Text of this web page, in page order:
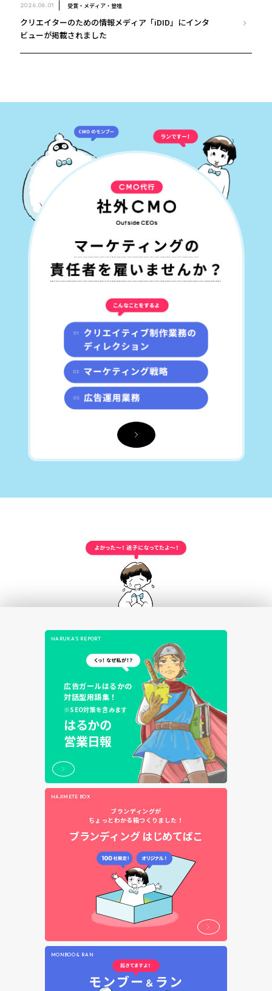
2026.06.01 受賞・メディア・登壇
クリエイターのための情報メディア「iDID」にインタ
ビューが掲載されました
HARUKA’S REPORT
広告ガールはるかの
対話型用語集！
※SEO対策を含みます
はるかの
営業日報
HAJIMETE BOX
ブランディングが
ちょっとわかる箱つくりました！
ブランディング はじめてばこ
MONBOO & RAN
モンブー ＆ ラン